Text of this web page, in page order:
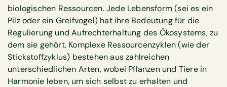
biologischen Ressourcen. Jede Lebensform (sei es ein
Pilz oder ein Greifvogel) hat ihre Bedeutung für die
Regulierung und Aufrechterhaltung des Ökosystems, zu
dem sie gehört. Komplexe Ressourcenzyklen (wie der
Stickstoffzyklus) bestehen aus zahlreichen
unterschiedlichen Arten, wobei Pflanzen und Tiere in
Harmonie leben, um sich selbst zu erhalten und